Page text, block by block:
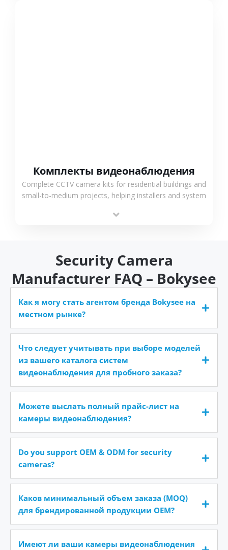
Комплекты видеонаблюдения
Complete CCTV camera kits for residential buildings and
small-to-medium projects, helping installers and system
time.
Security Camera
Manufacturer FAQ – Bokysee
Как я могу стать агентом бренда Bokysee на
местном рынке?
Что следует учитывать при выборе моделей
из вашего каталога систем
видеонаблюдения для пробного заказа?
Можете выслать полный прайс-лист на
камеры видеонаблюдения?
Do you support OEM & ODM for security
cameras?
Каков минимальный объем заказа (MOQ)
для брендированной продукции OEM?
Имеют ли ваши камеры видеонаблюдения